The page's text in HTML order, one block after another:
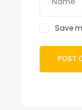
Save